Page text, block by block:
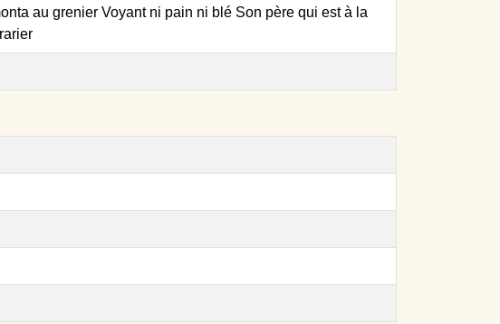
au grenier Voyant ni pain ni blé Son père qui est à la